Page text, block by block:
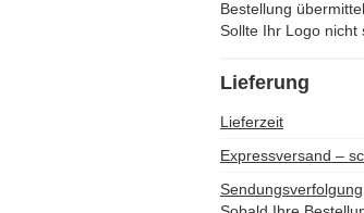
Bestellung
Sollte Ihr Logo nicht
Lieferung
Lieferzeit
Expressversand –
Sendungsverfolgung